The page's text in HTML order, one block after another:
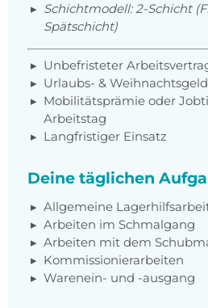
Schichtmodell: 2-Schicht
Spätschicht)
Unbefristeter
Urlaubs- & Weihnachtsgeld
Mobilitätsprämie oder
Arbeitstag
Langfristiger Einsatz
Deine täglichen
Allgemeine
Arbeiten im Schmalgang
Arbeiten mit dem
Kommissionierarbeiten
Warenein- und -ausgang